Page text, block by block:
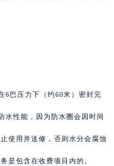
6巴压力下（约60米）密封完
水性能，因为防水圈会因时间
使用并送修，否则水分会腐蚀
是包含在收费项目内的。